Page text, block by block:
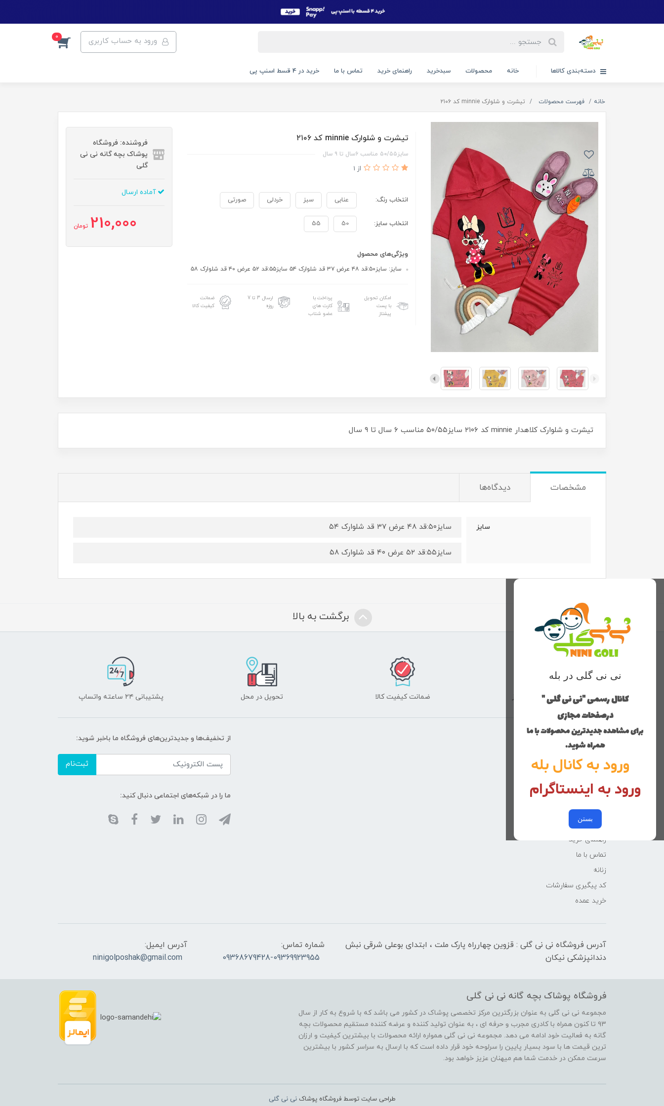
ورود به حساب کاربری 0
دسته‌بندی کالاها خانه محصولات سبدخرید راهنمای خرید تماس با ما خرید در 4 قسط اسنپ پی
خانه فهرست محصولات تیشرت و شلوارک minnie کد ۲۱۰۶
تیشرت و شلوارک minnie کد ۲۱۰۶
سایز۵۰/۵۵ مناسب ۶سال تا ۹ سال
از 1
انتخاب رنگ: عنابی سبز خردلی صورتی
انتخاب سایز: 50
55
ویژگی‌های محصول
سایز: سایز۵۰:قد ۴۸ عرض ۳۷ قد شلوارک ۵۴ سایز۵۵:قد ۵۲ عرض ۴۰ قد شلوارک ۵۸
امکان تحویل
با پست
پیشتاز
پرداخت با
کارت های
عضو شتاب
ارسال 3 تا 7
روزه
ضمانت
کیفیت کالا
فروشنده: فروشگاه
پوشاک بچه گانه نی نی
گلی
آماده ارسال
210,000 تومان
تیشرت و شلوارک کلاهدار minnie کد ۲۱۰۶ سایز۵۰/۵۵ مناسب ۶ سال تا ۹ سال
مشخصات دیدگاه‌ها
سایز سایز۵۰:قد ۴۸ عرض ۳۷ قد شلوارک ۵۴
سایز۵۵:قد ۵۲ عرض ۴۰ قد شلوارک ۵۸
نی نی گلی در بله
کانال رسمی "نی نی گلی "
درصفحات مجازی
برای مشاهده جدیدترین محصولات با ما
همراه شوید.
ورود به کانال بله
ورود به اینستاگرام
بستن
برگشت به بالا
ارسال با پست پیشتاز ضمانت کیفیت کالا تحویل در محل پشتیبانی ۲۴ ساعته واتساپ
منوی وب‌سایت
محصولات
دخترانه
پسرانه
کوچولوهای نی نی گلی
راهنمای خرید
تماس با ما
زنانه
کد پیگیری سفارشات
خرید عمده
از تخفیف‌ها و جدیدترین‌های فروشگاه ما باخبر شوید:
ثبت‌نام
ما را در شبکه‌های اجتماعی دنبال کنید:
آدرس فروشگاه نی نی گلی : قزوین چهارراه پارک ملت ، ابتدای بوعلی شرقی نبش
دندانپزشکی نیکان
شماره تماس:
09368679428-09369923955
آدرس ایمیل:
ninigolposhak@gmail.com
فروشگاه پوشاک بچه گانه نی نی گلی
مجموعه نی نی گلی به عنوان بزرگترین مرکز تخصصی پوشاک در کشور می باشد که با شروع به کار از سال
۹۳ تا کنون همراه با کادری مجرب و حرفه ای ، به عنوان تولید کننده و عرضه کننده مستقیم محصولات بچه
گانه به فعالیت خود ادامه می دهد. مجموعه نی نی گلی همواره ارائه محصولات با بیشترین کیفیت و ارزان
ترین قیمت ها با سود بسیار پایین را سرلوحه خود قرار داده است که با ارسال به سراسر کشور با بیشترین
سرعت ممکن در خدمت شما هم میهنان عزیز خواهد بود.
طراحی سایت توسط فروشگاه پوشاکنی نی گلی